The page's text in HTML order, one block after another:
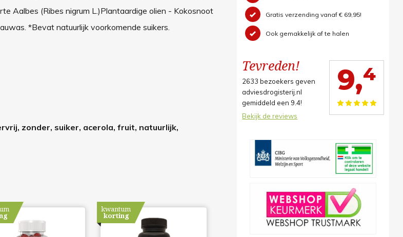
Aalbes (Ribes nigrum L.)Plantaardige olien - Kokosnoot
*Bevat natuurlijk voorkomende suikers.
zonder, suiker, acerola, fruit, natuurlijk,
kwantum
korting
Gratis verzending vanaf € 69,95!
Ook gemakkelijk af te halen
Tevreden!
2633 bezoekers geven
adviesdrogisterij.nl
gemiddeld een 9.4!
Bekijk de reviews
9,4